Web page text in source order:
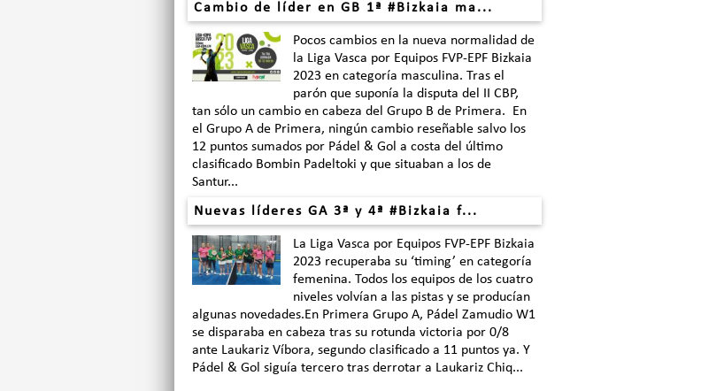
Cambio de líder en GB 1ª #Bizkaia ma...
Pocos cambios en la nueva normalidad de
la Liga Vasca por Equipos FVP-EPF Bizkaia
2023 en categoría masculina. Tras el
parón que suponía la disputa del II CBP,
tan sólo un cambio en cabeza del Grupo B de Primera. En
el Grupo A de Primera, ningún cambio reseñable salvo los
12 puntos sumados por Pádel & Gol a costa del último
clasificado Bombin Padeltoki y que situaban a los de
Santur...
Nuevas líderes GA 3ª y 4ª #Bizkaia f...
La Liga Vasca por Equipos FVP-EPF Bizkaia
2023 recuperaba su ‘timing’ en categoría
femenina. Todos los equipos de los cuatro
niveles volvían a las pistas y se producían
algunas novedades.En Primera Grupo A, Pádel Zamudio W1
se disparaba en cabeza tras su rotunda victoria por 0/8
ante Laukariz Víbora, segundo clasificado a 11 puntos ya. Y
Pádel & Gol siguía tercero tras derrotar a Laukariz Chiq...